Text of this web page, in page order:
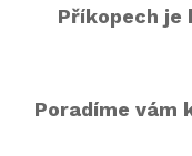
Příkopech je
Poradíme vám